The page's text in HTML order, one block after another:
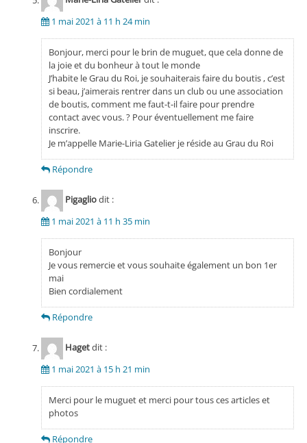
1 mai 2021 à 11 h 24 min
Bonjour, merci pour le brin de muguet, que cela donne de
la joie et du bonheur à tout le monde
J’habite le Grau du Roi, je souhaiterais faire du boutis , c’est
si beau, j’aimerais rentrer dans un club ou une association
de boutis, comment me faut-t-il faire pour prendre
contact avec vous. ? Pour éventuellement me faire
inscrire.
Je m’appelle Marie-Liria Gatelier je réside au Grau du Roi
Répondre
Pigagliodit :
1 mai 2021 à 11 h 35 min
Bonjour
Je vous remercie et vous souhaite également un bon 1er
mai
Bien cordialement
Répondre
Hagetdit :
1 mai 2021 à 15 h 21 min
Merci pour le muguet et merci pour tous ces articles et
photos
Répondre